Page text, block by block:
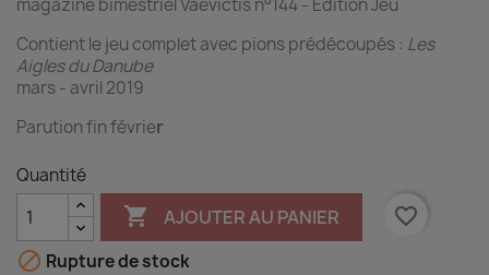
magazine bimestriel Vaevictis n°144 - Edition Jeu
Contient le jeu complet avec pions prédécoupés : Les
Aigles du Danube
mars - avril 2019
Parution fin février
Quantité
 AJOUTER AU PANIER
favorite_border
 Rupture de stock